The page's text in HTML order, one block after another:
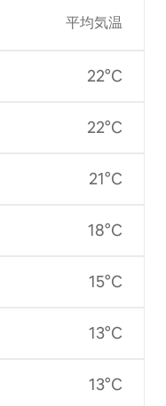
平均気温
22°C
22°C
21°C
18°C
15°C
13°C
13°C